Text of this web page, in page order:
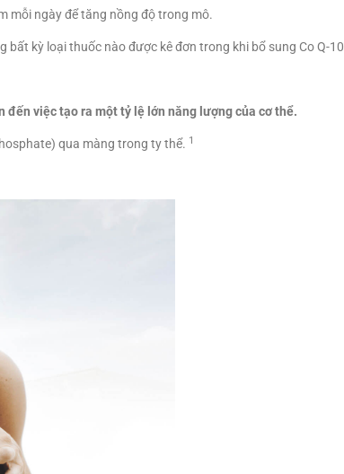
mỗi ngày để tăng nồng độ trong mô.
kỳ loại thuốc nào được kê đơn trong khi bổ sung Co Q-10
đến việc tạo ra một tỷ lệ lớn năng lượng của cơ thể.
qua màng trong ty thể. 1